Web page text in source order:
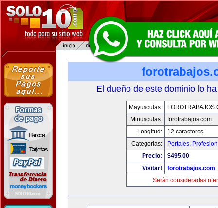
El dueño de este dominio lo
Mayusculas:
Minusculas:
forotrabajos.com
Longitud:
12 caracteres
Categorias:
Portales,
Precio:
$495.00
Visitar!
forotrabajos.com
Serán consideradas